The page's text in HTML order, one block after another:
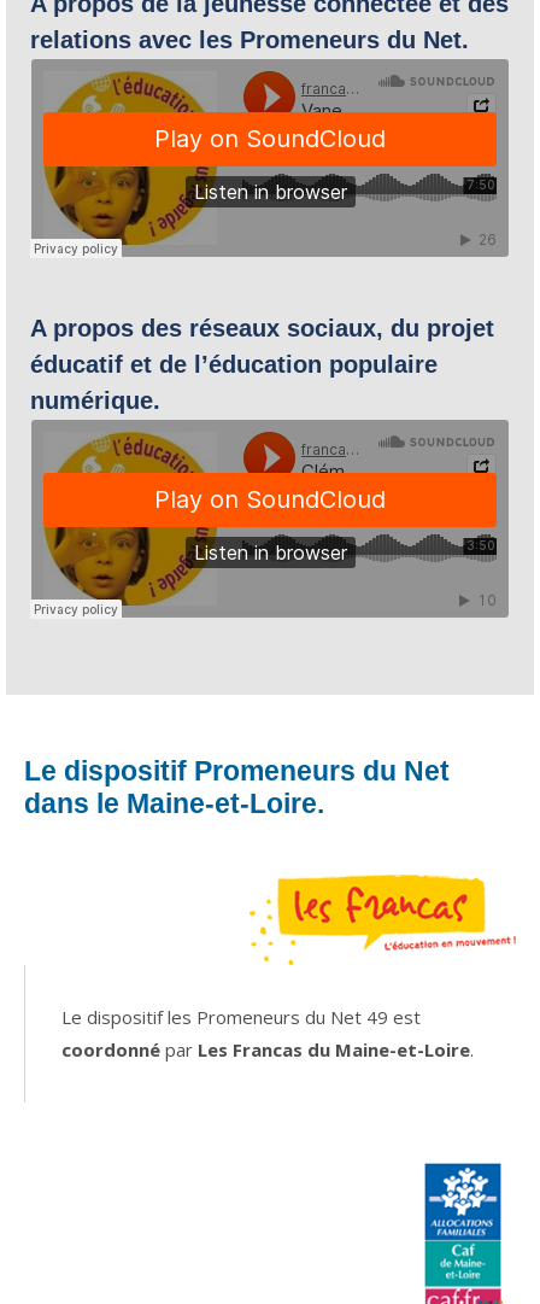
relations avec les Promeneurs du Net.
A propos des réseaux sociaux, du projet
éducatif et de l’éducation populaire
numérique.
Le dispositif Promeneurs du Net
dans le Maine-et-Loire.
Le dispositif les Promeneurs du Net 49 est
coordonné par Les Francas du Maine-et-Loire.